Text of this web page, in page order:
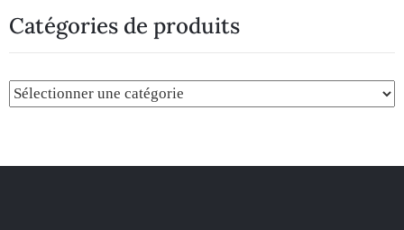
Catégories de produits